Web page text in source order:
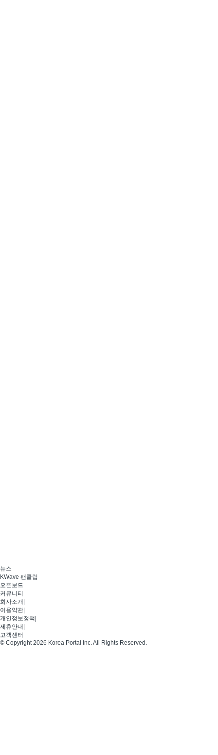
뉴스
KWave 팬클럽
오픈보드
커뮤니티
회사소개
이용약관
개인정보정책
제휴안내
고객센터
© Copyright 2026 Korea Portal Inc. All Rights Reserved.